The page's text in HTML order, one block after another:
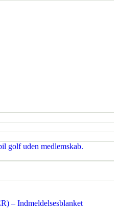
golf uden medlemskab.
– Indmeldelsesblanket